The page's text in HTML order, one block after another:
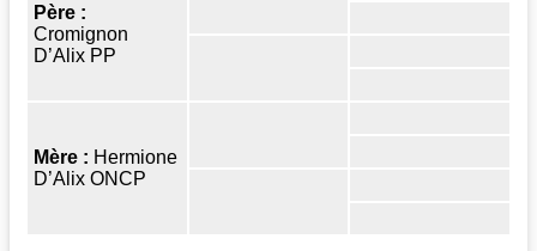
Père :
Cromignon
D’Alix PP
Mère : Hermione
D’Alix ONCP